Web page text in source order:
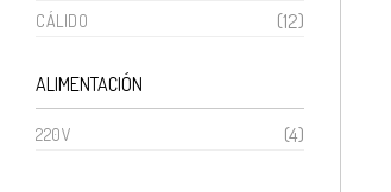
CÁLIDO (12)
ALIMENTACIÓN
220V (4)